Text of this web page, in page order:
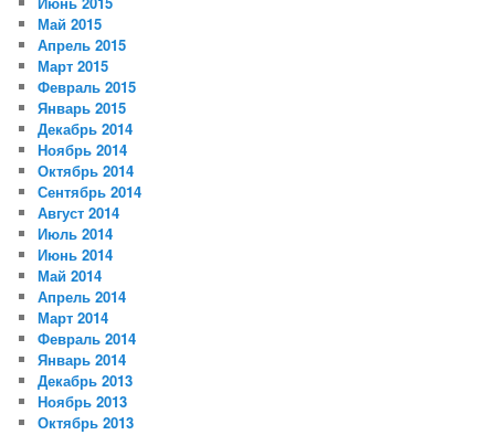
Май 2015
Апрель 2015
Март 2015
Февраль 2015
Январь 2015
Декабрь 2014
Ноябрь 2014
Октябрь 2014
Сентябрь 2014
Август 2014
Июль 2014
Июнь 2014
Май 2014
Апрель 2014
Март 2014
Февраль 2014
Январь 2014
Декабрь 2013
Ноябрь 2013
Октябрь 2013